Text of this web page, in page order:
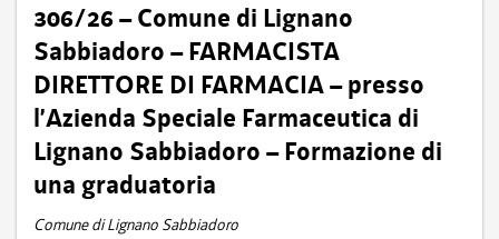
306/26 – Comune di Lignano
Sabbiadoro – FARMACISTA
DIRETTORE DI FARMACIA – presso
l’Azienda Speciale Farmaceutica di
Lignano Sabbiadoro – Formazione di
una graduatoria
Comune di Lignano Sabbiadoro